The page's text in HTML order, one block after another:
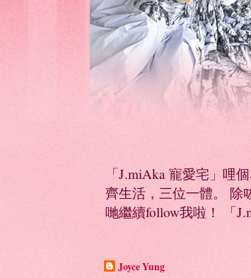
「J.miAka 寵愛宅」哩
齊生活，三位一體。 除
哋繼續follow我啦！ 「
Joyce Yung